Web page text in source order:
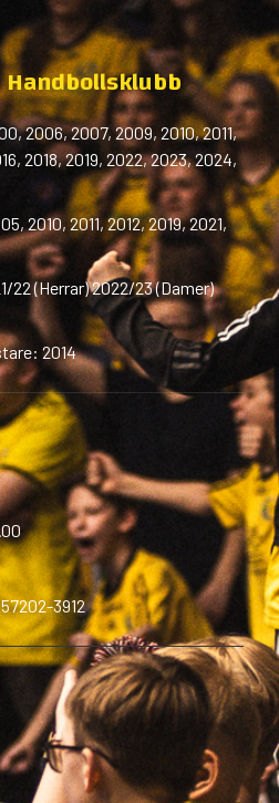
2006, 2007, 2009, 2010, 2011,
2018, 2019, 2022, 2023, 2024,
2010, 2011, 2012, 2019, 2021,
22 (Herrar) 2022/23 (Damer)
2014
3912